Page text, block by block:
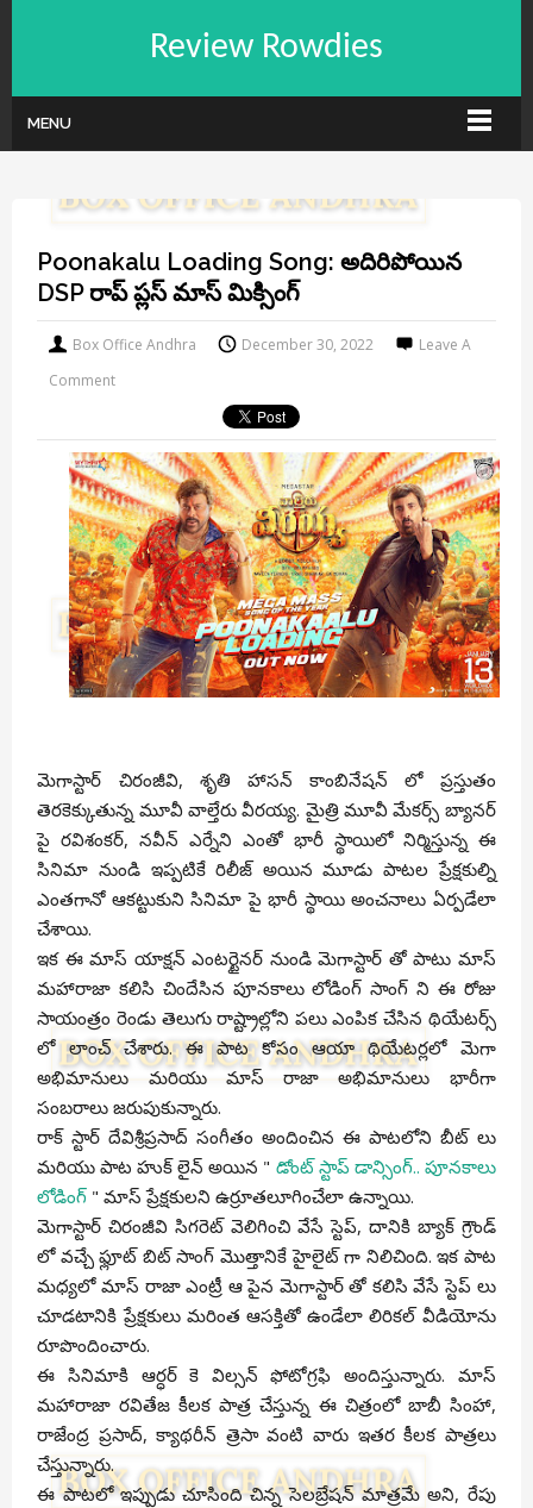
Review Rowdies
MENU
Poonakalu Loading Song: అదిరిపోయిన
DSP రాప్ ప్లస్ మాస్ మిక్సింగ్
Box Office Andhra December 30, 2022
Leave A
Comment
మెగాస్టార్ చిరంజీవి, శృతి హాసన్ కాంబినేషన్ లో ప్రస్తుతం
తెరకెక్కుతున్న మూవీ వాల్తేరు వీరయ్య. మైత్రి మూవీ మేకర్స్ బ్యానర్
పై రవిశంకర్, నవీన్ ఎర్నేని ఎంతో భారీ స్థాయిలో నిర్మిస్తున్న ఈ
సినిమా నుండి ఇప్పటికే రిలీజ్ అయిన మూడు పాటల ప్రేక్షకుల్ని
ఎంతగానో ఆకట్టుకుని సినిమా పై భారీ స్థాయి అంచనాలు ఏర్పడేలా
చేశాయి.
ఇక ఈ మాస్ యాక్షన్ ఎంటర్టైనర్ నుండి మెగాస్టార్ తో పాటు మాస్
మహారాజా కలిసి చిందేసిన పూనకాలు లోడింగ్ సాంగ్ ని ఈ రోజు
సాయంత్రం రెండు తెలుగు రాష్ట్రాల్లోని పలు ఎంపిక చేసిన థియేటర్స్
లో లాంచ్ చేశారు. ఈ పాట కోసం ఆయా థియేటర్లలో మెగా
అభిమానులు మరియు మాస్ రాజా అభిమానులు భారీగా
సంబరాలు జరుపుకున్నారు.
రాక్ స్టార్ దేవిశ్రీప్రసాద్ సంగీతం అందించిన ఈ పాటలోని బీట్ లు
మరియు పాట హుక్ లైన్ అయిన " డోంట్ స్టాప్ డాన్సింగ్.. పూనకాలు
లోడింగ్ " మాస్ ప్రేక్షకులని ఉర్రూతలూగించేలా ఉన్నాయి.
మెగాస్టార్ చిరంజీవి సిగరెట్ వెలిగించి వేసే స్టెప్, దానికి బ్యాక్ గ్రౌండ్
లో వచ్చే ఫ్లూట్ బిట్ సాంగ్ మొత్తానికే హైలైట్ గా నిలిచింది. ఇక పాట
మధ్యలో మాస్ రాజా ఎంట్రీ ఆ పైన మెగాస్టార్ తో కలిసి వేసే స్టెప్ లు
చూడటానికి ప్రేక్షకులు మరింత ఆసక్తితో ఉండేలా లిరికల్ వీడియోను
రూపొందించారు.
ఈ సినిమాకి ఆర్ధర్ కె విల్సన్ ఫోటోగ్రఫి అందిస్తున్నారు. మాస్
మహారాజా రవితేజ కీలక పాత్ర చేస్తున్న ఈ చిత్రంలో బాబీ సింహా,
రాజేంద్ర ప్రసాద్, క్యాథరీన్ త్రెసా వంటి వారు ఇతర కీలక పాత్రలు
చేస్తున్నారు.
ఈ పాటలో ఇప్పుడు చూసింది చిన్న సెలబ్రేషన్ మాత్రమే అని, రేపు